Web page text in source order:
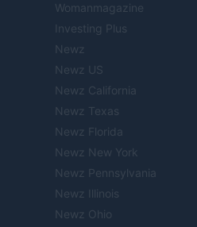
Womanmagazine
Investing Plus
Newz
Newz US
Newz California
Newz Texas
Newz Florida
Newz New York
Newz Pennsylvania
Newz Illinois
Newz Ohio